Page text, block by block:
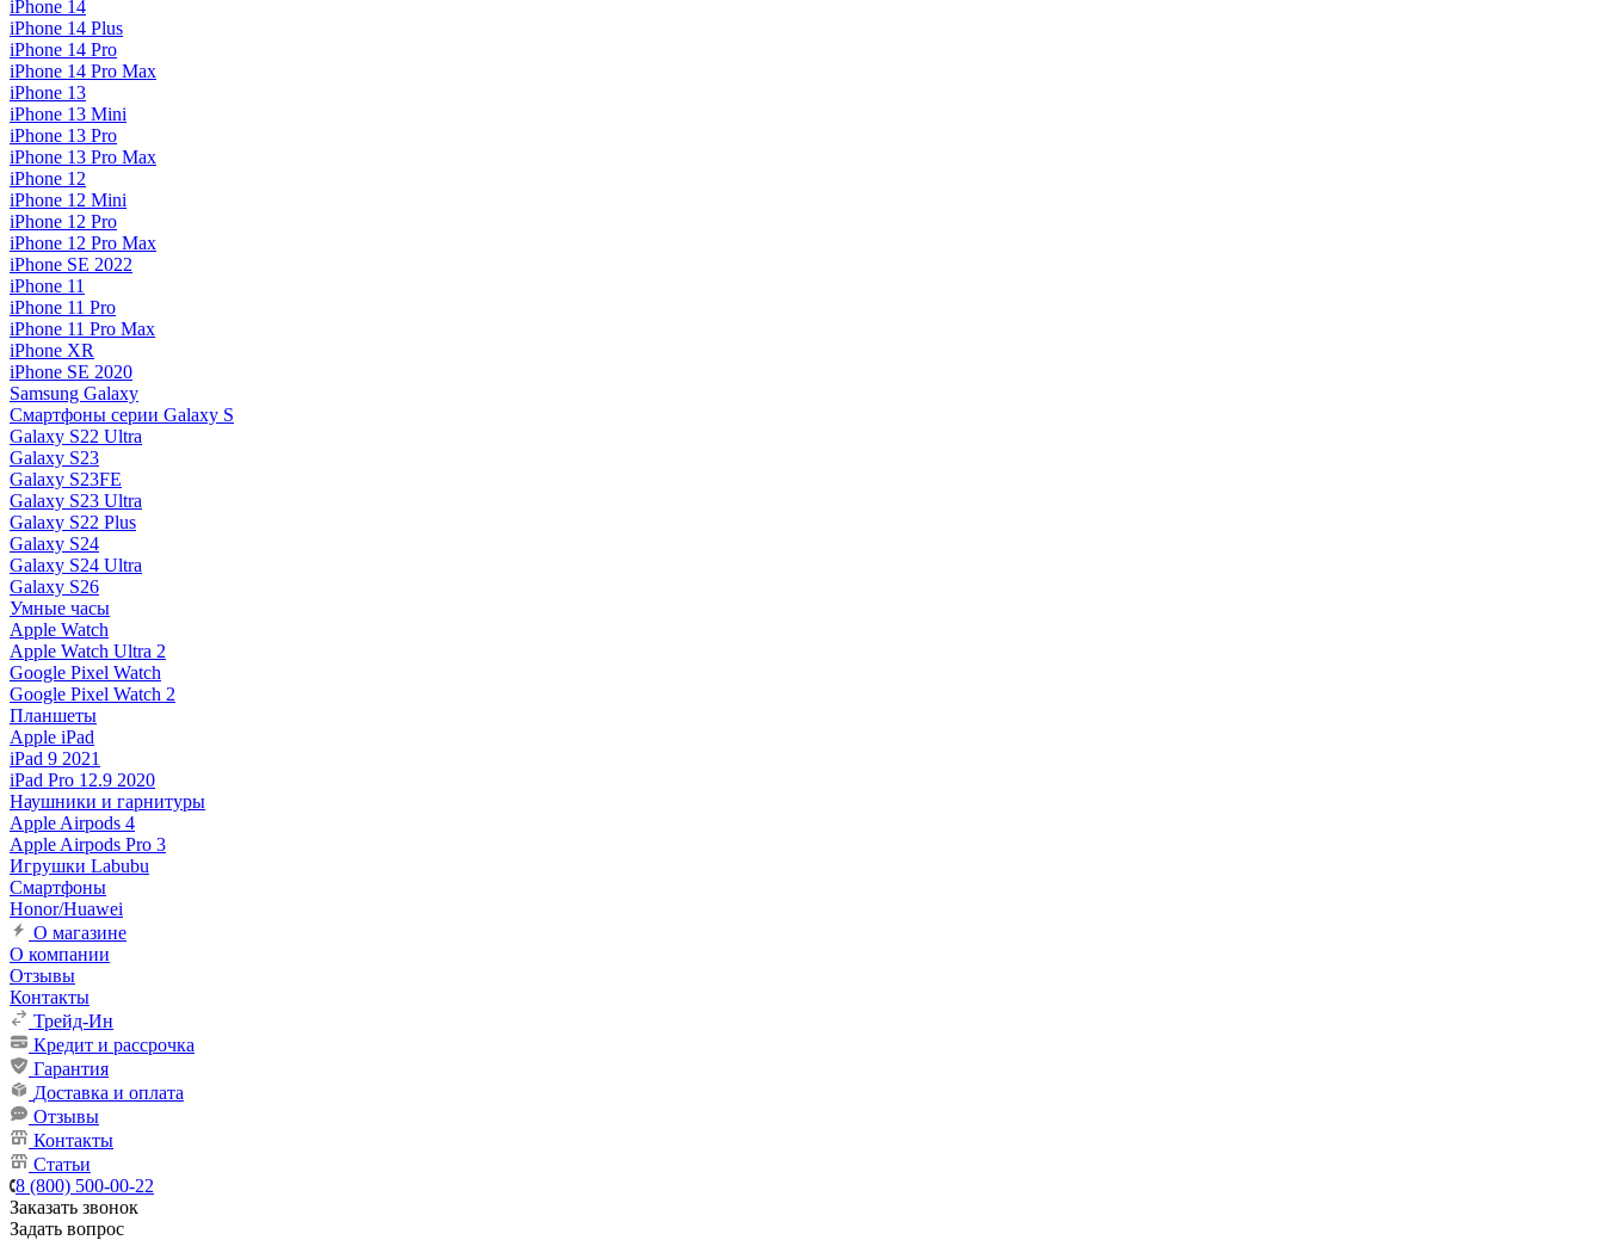
iPhone 14
iPhone 14 Plus
iPhone 14 Pro
iPhone 14 Pro Max
iPhone 13
iPhone 13 Mini
iPhone 13 Pro
iPhone 13 Pro Max
iPhone 12
iPhone 12 Mini
iPhone 12 Pro
iPhone 12 Pro Max
iPhone SE 2022
iPhone 11
iPhone 11 Pro
iPhone 11 Pro Max
iPhone XR
iPhone SE 2020
Samsung Galaxy
Смартфоны серии Galaxy S
Galaxy S22 Ultra
Galaxy S23
Galaxy S23FE
Galaxy S23 Ultra
Galaxy S22 Plus
Galaxy S24
Galaxy S24 Ultra
Galaxy S26
Умные часы
Apple Watch
Apple Watch Ultra 2
Google Pixel Watch
Google Pixel Watch 2
Планшеты
Apple iPad
iPad 9 2021
iPad Pro 12.9 2020
Наушники и гарнитуры
Apple Airpods 4
Apple Airpods Pro 3
Игрушки Labubu
Смартфоны
Honor/Huawei
О магазине
О компании
Отзывы
Контакты
Трейд-Ин
Кредит и рассрочка
Гарантия
Доставка и оплата
Отзывы
Контакты
Статьи
8 (800) 500-00-22
Заказать звонок
Задать вопрос